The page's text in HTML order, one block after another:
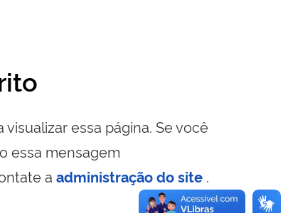
essa página. Se você
essa mensagem
a administração do site .